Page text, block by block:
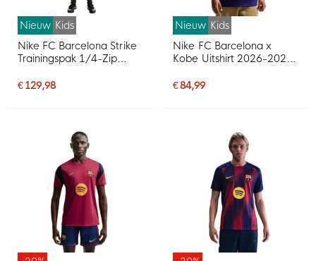
Nieuw Kids
Nike FC Barcelona Strike
Trainingspak 1/4-Zip
Zwart Goud
€ 129,98
Nieuw Kids
Nike FC Barcelona x
Kobe Uitshirt 2026-2027
€ 84,99